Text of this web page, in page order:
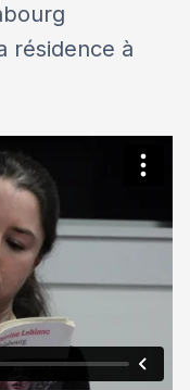
résidence à